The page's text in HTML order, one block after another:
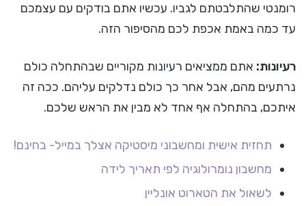
רומנטי שהתלבטתם לגביו. עכשיו אתם בודקים עם עצמכם
עד כמה באמת אכפת לכם מהסיפור הזה.
רעיונות: אתם ממציאים רעיונות מקוריים שבהתחלה כולם
נרתעים מהם, אבל אחר כך כולם נדלקים עליהם. ככה זה
איתכם, בהתחלה אף אחד לא מבין את הראש שלכם.
תחזית אישית ומחשבוני מיסטיקה אצלך במייל- בחינם!
מחשבון נומרולוגיה לפי תאריך לידה
לשאול את הטארוט אונליין